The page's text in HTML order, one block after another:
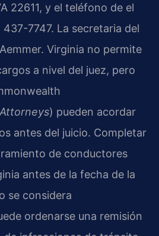
22611, y el teléfono de el
7747. La secretaria del
Virginia no permite
a nivel del juez, pero
) pueden acordar
antes del juicio. Completar
de conductores
antes de la fecha de la
se considera
ordenarse una remisión